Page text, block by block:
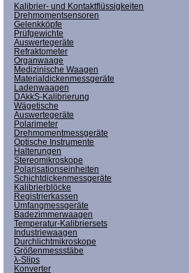
Kalibrier- und Kontaktflüssigkeiten
Drehmomentsensoren
Gelenkköpfe
Prüfgewichte
Auswertegeräte
Refraktometer
Organwaage
Medizinische Waagen
Materialdickenmessgeräte
Ladenwaagen
DAkkS-Kalibrierung
Wägetische
Auswertegeräte
Polarimeter
Drehmomentmessgeräte
Optische Instrumente
Halterungen
Stereomikroskope
Polarisationseinheiten
Schichtdickenmessgeräte
Kalibrierblöcke
Registrierkassen
Umfangmessgeräte
Badezimmerwaagen
Temperatur-Kalibriersets
Industriewaagen
Durchlichtmikroskope
Größenmessstäbe
λ-Slips
Konverter